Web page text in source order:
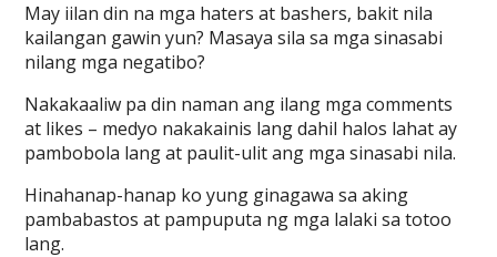
May iilan din na mga haters at bashers, bakit nila
kailangan gawin yun? Masaya sila sa mga sinasabi
nilang mga negatibo?
Nakakaaliw pa din naman ang ilang mga comments
at likes – medyo nakakainis lang dahil halos lahat ay
pambobola lang at paulit-ulit ang mga sinasabi nila.
Hinahanap-hanap ko yung ginagawa sa aking
pambabastos at pampuputa ng mga lalaki sa totoo
lang.